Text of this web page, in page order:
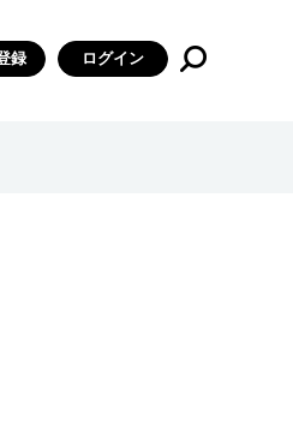
録 ログイン